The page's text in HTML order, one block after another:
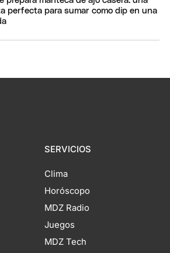
perfecta para sumar como dip en una
SERVICIOS
Clima
Horóscopo
MDZ Radio
Juegos
MDZ Tech